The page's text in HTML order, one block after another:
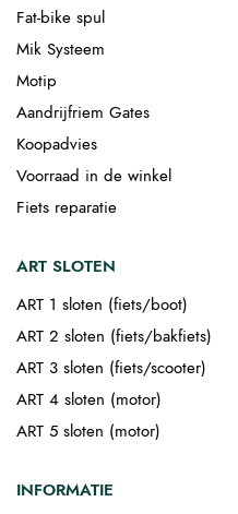
Fat-bike spul
Mik Systeem
Motip
Aandrijfriem Gates
Koopadvies
Voorraad in de winkel
Fiets reparatie
ART SLOTEN
ART 1 sloten (fiets/boot)
ART 2 sloten (fiets/bakfiets)
ART 3 sloten (fiets/scooter)
ART 4 sloten (motor)
ART 5 sloten (motor)
INFORMATIE